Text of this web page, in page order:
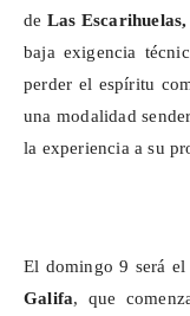
de Las Escarihuelas,
baja exigencia
perder el espíritu
una modalidad
la experiencia a su
El domingo 9 será
Galifa, que